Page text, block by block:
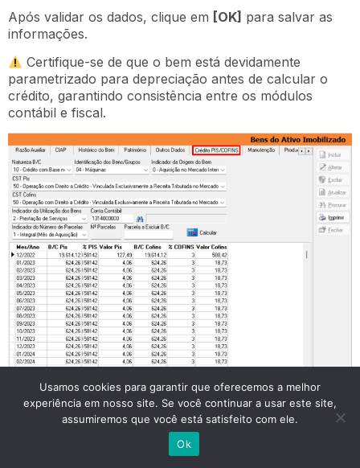
Após validar os dados, clique em [OK] para salvar as
informações.
Certifique-se de que o bem está devidamente
parametrizado para depreciação antes de calcular o
crédito, garantindo consistência entre os módulos
contábil e fiscal.
MENU SUSPENSO
O sistema permite calcular a depreciação de todos os
Usamos cookies para garantir que oferecemos a melhor
experiência em nosso site. Se você continuar a usar este site,
assumiremos que você está satisfeito com ele.
Ok